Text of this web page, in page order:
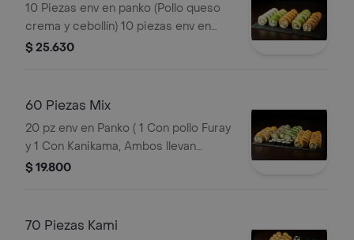
10 Piezas env en panko (Pollo queso
crema y cebollín) 10 piezas env en
panko (kanikama, queso crema y
piezas env en palta (palmito, queso
queso crema (camarón, queso crema
y palta).
$ 25.630
60 Piezas Mix
20 pz env en Panko ( 1 Con pollo Furay
y 1 Con Kanikama, Ambos llevan
Queso Crema y Cebollin) 20 pz env en
palta) 10 pz env en nori tempurizado
$ 19.800
70 Piezas Kami